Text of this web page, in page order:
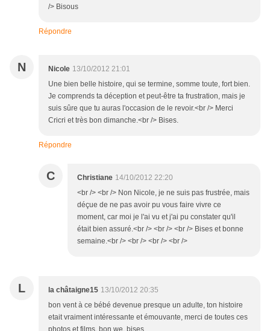
/> Bisous
Répondre
N Nicole 13/10/2012 21:01
Une bien belle histoire, qui se termine, somme toute, fort bien.
Je comprends ta déception et peut-être ta frustration, mais je
suis sûre que tu auras l'occasion de le revoir.<br /> Merci
Cricri et très bon dimanche.<br /> Bises.
Répondre
C Christiane 14/10/2012 22:20
<br /> <br /> Non Nicole, je ne suis pas frustrée, mais
déçue de ne pas avoir pu vous faire vivre ce
moment, car moi je l'ai vu et j'ai pu constater qu'il
était bien assuré.<br /> <br /> <br /> Bises et bonne
semaine.<br /> <br /> <br /> <br />
L la châtaigne15 13/10/2012 20:35
bon vent à ce bébé devenue presque un adulte, ton histoire
etait vraiment intéressante et émouvante, merci de toutes ces
photos et films, bon we, bises